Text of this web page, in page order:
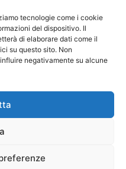
tecnologie come i cookie
del dispositivo. Il
di elaborare dati come il
su questo sito. Non
negativamente su alcune
Cultura
Politica
Cronaca
INFO
UTILI
Cookie Policy
Alfio